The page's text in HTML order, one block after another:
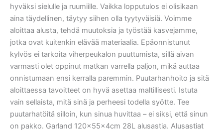
hyväksi sielulle ja ruumiille. Vaikka lopputulos ei olisikaan
aina täydellinen, täytyy siihen olla tyytyväisiä. Voimme
aloittaa alusta, tehdä muutoksia ja työstää kasvejamme,
jotka ovat kuitenkin elävää materiaalia. Epäonnistunut
kylvös ei tarkoita viherpeukalon puuttumista, sillä aivan
varmasti olet oppinut matkan varrella paljon, mikä auttaa
onnistumaan ensi kerralla paremmin. Puutarhanhoito ja sitä
aloittaessa tavoitteet on hyvä asettaa maltillisesti. Istuta
vain sellaista, mitä sinä ja perheesi todella syötte. Tee
puutarhatöitä silloin, kun sinua huvittaa – ei siksi, että sinun
on pakko. Garland 120x55x4cm 28L alusastia. Alusastiat